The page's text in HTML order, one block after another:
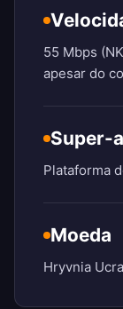
55 Mbps
apesar do
Super-
Plataforma
Moeda
Hryvnia